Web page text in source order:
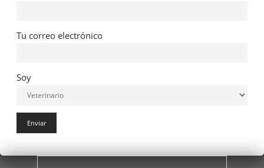
Tu correo electrónico
Soy